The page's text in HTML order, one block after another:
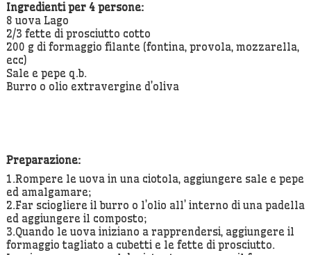
Ingredienti per 4 persone:
8 uova Lago
2/3 fette di prosciutto cotto
200 g di formaggio filante (fontina, provola, mozzarella,
ecc)
Sale e pepe q.b.
Burro o olio extravergine d’oliva
Preparazione:
1.Rompere le uova in una ciotola, aggiungere sale e pepe
ed amalgamare;
2.Far sciogliere il burro o l’olio all’ interno di una padella
ed aggiungere il composto;
3.Quando le uova iniziano a rapprendersi, aggiungere il
formaggio tagliato a cubetti e le fette di prosciutto.